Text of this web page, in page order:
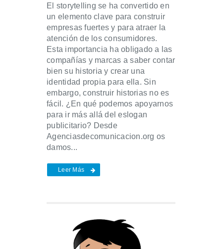
El storytelling se ha convertido en
un elemento clave para construir
empresas fuertes y para atraer la
atención de los consumidores.
Esta importancia ha obligado a las
compañías y marcas a saber contar
bien su historia y crear una
identidad propia para ella. Sin
embargo, construir historias no es
fácil. ¿En qué podemos apoyarnos
para ir más allá del eslogan
publicitario? Desde
Agenciasdecomunicacion.org os
damos...
Leer Más